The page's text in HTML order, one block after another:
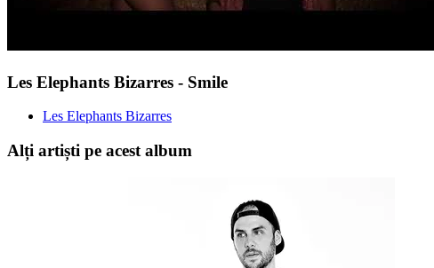
Les Elephants Bizarres - Smile
Les Elephants Bizarres
Alți artiști pe acest album